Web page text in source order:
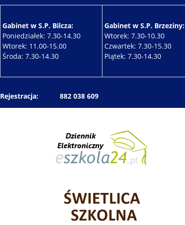
Gabinet w S.P. Bilcza:
Poniedziałek: 7.30-14.30
Wtorek: 11.00-15.00
Środa: 7.30-14.30
Gabinet w S.P. Brzeziny:
Wtorek: 7.30-10.30
Czwartek: 7.30-15.30
Piątek: 7.30-14.30
Rejestracja: 882 038 609